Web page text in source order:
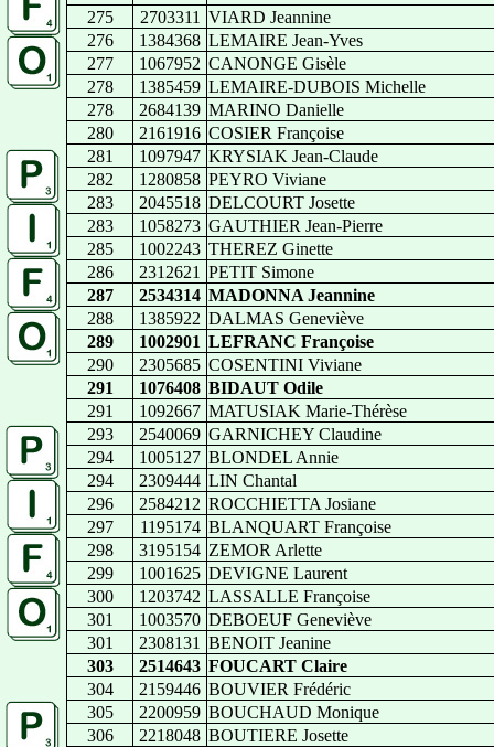
275
2703311 VIARD Jeannine
276
1384368 LEMAIRE Jean-Yves
277
1067952 CANONGE Gisèle
278
1385459 LEMAIRE-DUBOIS Michelle
278
2684139 MARINO Danielle
280
2161916 COSIER Françoise
281
1097947 KRYSIAK Jean-Claude
282
1280858 PEYRO Viviane
283
2045518 DELCOURT Josette
283
1058273 GAUTHIER Jean-Pierre
285
1002243 THEREZ Ginette
286
2312621 PETIT Simone
287
2534314 MADONNA Jeannine
288
1385922 DALMAS Geneviève
289
1002901 LEFRANC Françoise
290
2305685 COSENTINI Viviane
291
1076408 BIDAUT Odile
291
1092667 MATUSIAK Marie-Thérèse
293
2540069 GARNICHEY Claudine
294
1005127 BLONDEL Annie
294
2309444 LIN Chantal
296
2584212 ROCCHIETTA Josiane
297
1195174 BLANQUART Françoise
298
3195154 ZEMOR Arlette
299
1001625 DEVIGNE Laurent
300
1203742 LASSALLE Françoise
301
1003570 DEBOEUF Geneviève
301
2308131 BENOIT Jeanine
303
2514643 FOUCART Claire
304
2159446 BOUVIER Frédéric
305
2200959 BOUCHAUD Monique
306
2218048 BOUTIERE Josette